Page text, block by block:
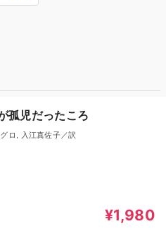
孤児だったころ
ロ, 入江真佐子／訳
¥1,980